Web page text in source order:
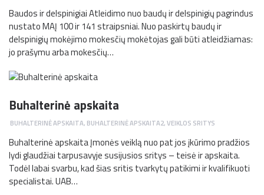
Baudos ir delspinigiai Atleidimo nuo baudų ir delspinigių pagrindus
nustato MAĮ 100 ir 141 straipsniai. Nuo paskirtų baudų ir
delspinigių mokėjimo mokesčių mokėtojas gali būti atleidžiamas:
jo prašymu arba mokesčių…
Buhalterinė apskaita
BUHALTERINĖ APSKAITA, BUHALTERINĖ APSKAITA2,VEIKLOS SRITYS
Buhalterinė apskaita Įmonės veiklą nuo pat jos įkūrimo pradžios
lydi glaudžiai tarpusavyje susijusios sritys – teisė ir apskaita.
Todėl labai svarbu, kad šias sritis tvarkytų patikimi ir kvalifikuoti
specialistai. UAB…